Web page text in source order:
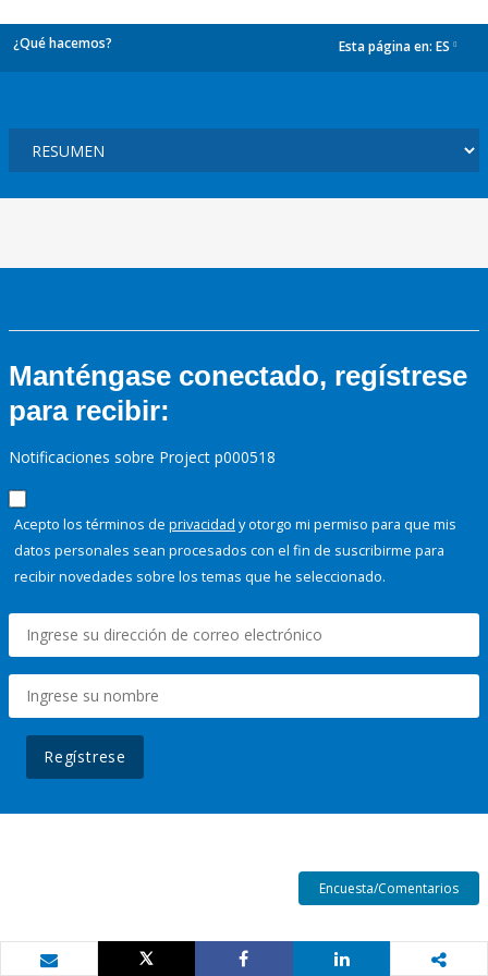
¿Qué hacemos? Esta página en: ES
Manténgase conectado, regístrese
para recibir:
Notificaciones sobre Project p000518
Acepto los términos de privacidad y otorgo mi permiso para que mis
datos personales sean procesados con el fin de suscribirme para
recibir novedades sobre los temas que he seleccionado.
Regístrese
Encuesta/Comentarios